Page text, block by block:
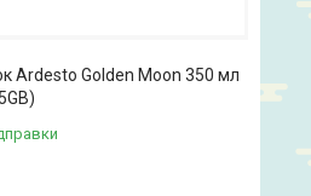
Ardesto Golden Moon 350 мл